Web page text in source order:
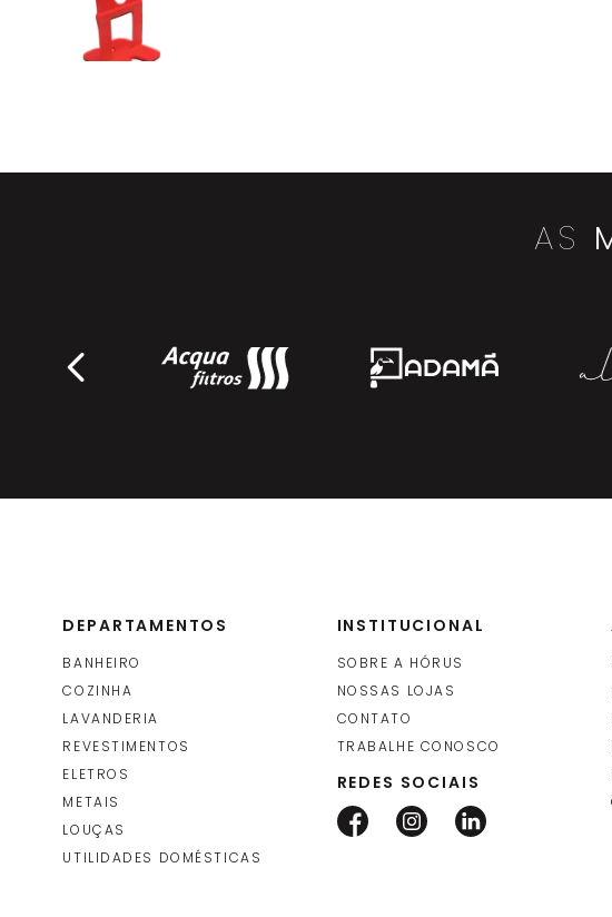
AS
DEPARTAMENTOS
BANHEIRO
COZINHA
LAVANDERIA
REVESTIMENTOS
ELETROS
METAIS
LOUÇAS
UTILIDADES DOMÉSTICAS
INSTITUCIONAL
SOBRE A HÓRUS
NOSSAS LOJAS
CONTATO
TRABALHE CONOSCO
REDES SOCIAIS